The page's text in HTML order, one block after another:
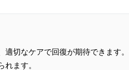
切なケアで回復が期待できま
ます。